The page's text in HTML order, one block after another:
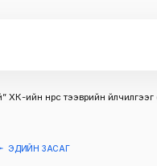
ХК-ийн нүүрс тээврийн
ЭДИЙН ЗАСАГ